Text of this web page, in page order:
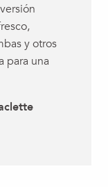
y otros
para una